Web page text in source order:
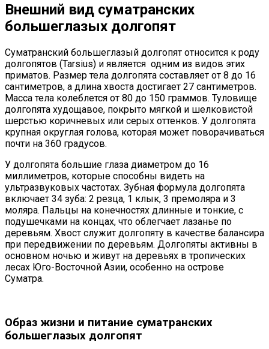
Внешний вид суматранских
большеглазых долгопят
Суматранский большеглазый долгопят относится к роду
долгопятов (Tarsius) и является одним из видов этих
приматов. Размер тела долгопята составляет от 8 до 16
сантиметров, а длина хвоста достигает 27 сантиметров.
Масса тела колеблется от 80 до 150 граммов. Туловище
долгопята худощавое, покрыто мягкой и шелковистой
шерстью коричневых или серых оттенков. У долгопята
крупная округлая голова, которая может поворачиваться
почти на 360 градусов.
У долгопята большие глаза диаметром до 16
миллиметров, которые способны видеть на
ультразвуковых частотах. Зубная формула долгопята
включает 34 зуба: 2 резца, 1 клык, 3 премоляра и 3
моляра. Пальцы на конечностях длинные и тонкие, с
подушечками на концах, что облегчает лазанье по
деревьям. Хвост служит долгопяту в качестве балансира
при передвижении по деревьям. Долгопяты активны в
основном ночью и живут на деревьях в тропических
лесах Юго-Восточной Азии, особенно на острове
Суматра.
Образ жизни и питание суматранских
большеглазых долгопят